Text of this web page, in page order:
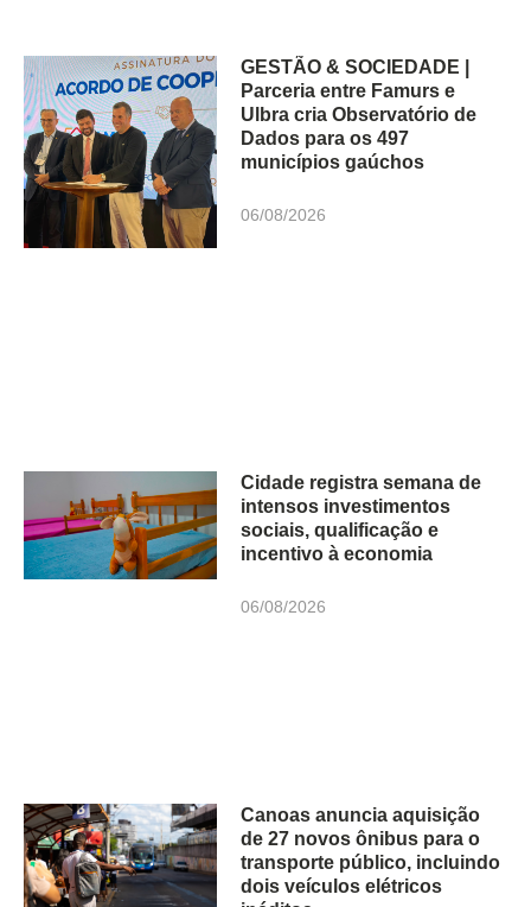
GESTÃO & SOCIEDADE |
Parceria entre Famurs e
Ulbra cria Observatório de
Dados para os 497
municípios gaúchos
06/08/2026
Cidade registra semana de
intensos investimentos
sociais, qualificação e
incentivo à economia
06/08/2026
Canoas anuncia aquisição
de 27 novos ônibus para o
transporte público, incluindo
dois veículos elétricos